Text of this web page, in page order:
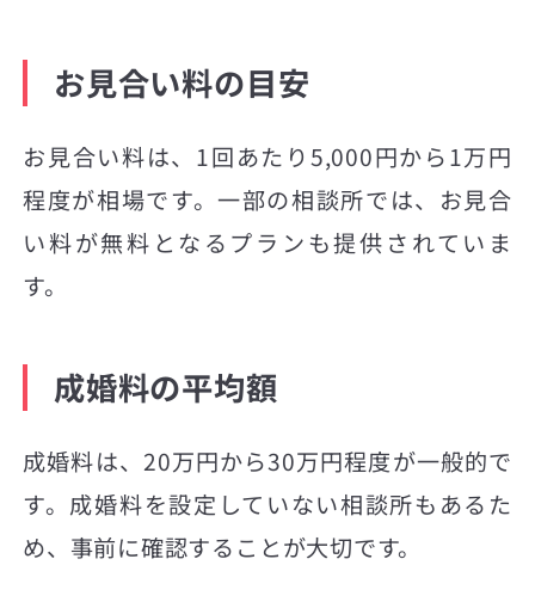
お見合い料の目安
お見合い料は、1回あたり5,000円から1万円
程度が相場です。一部の相談所では、お見合
い料が無料となるプランも提供されていま
す。
成婚料の平均額
成婚料は、20万円から30万円程度が一般的で
す。成婚料を設定していない相談所もあるた
め、事前に確認することが大切です。